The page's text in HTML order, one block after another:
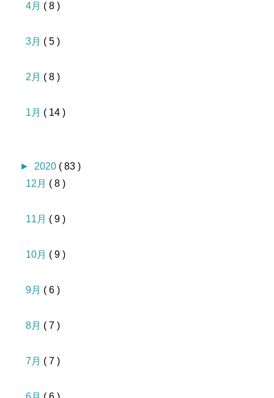
4月 ( 8 )
3月 ( 5 )
2月 ( 8 )
1月 ( 14 )
► 2020 ( 83 )
12月 ( 8 )
11月 ( 9 )
10月 ( 9 )
9月 ( 6 )
8月 ( 7 )
7月 ( 7 )